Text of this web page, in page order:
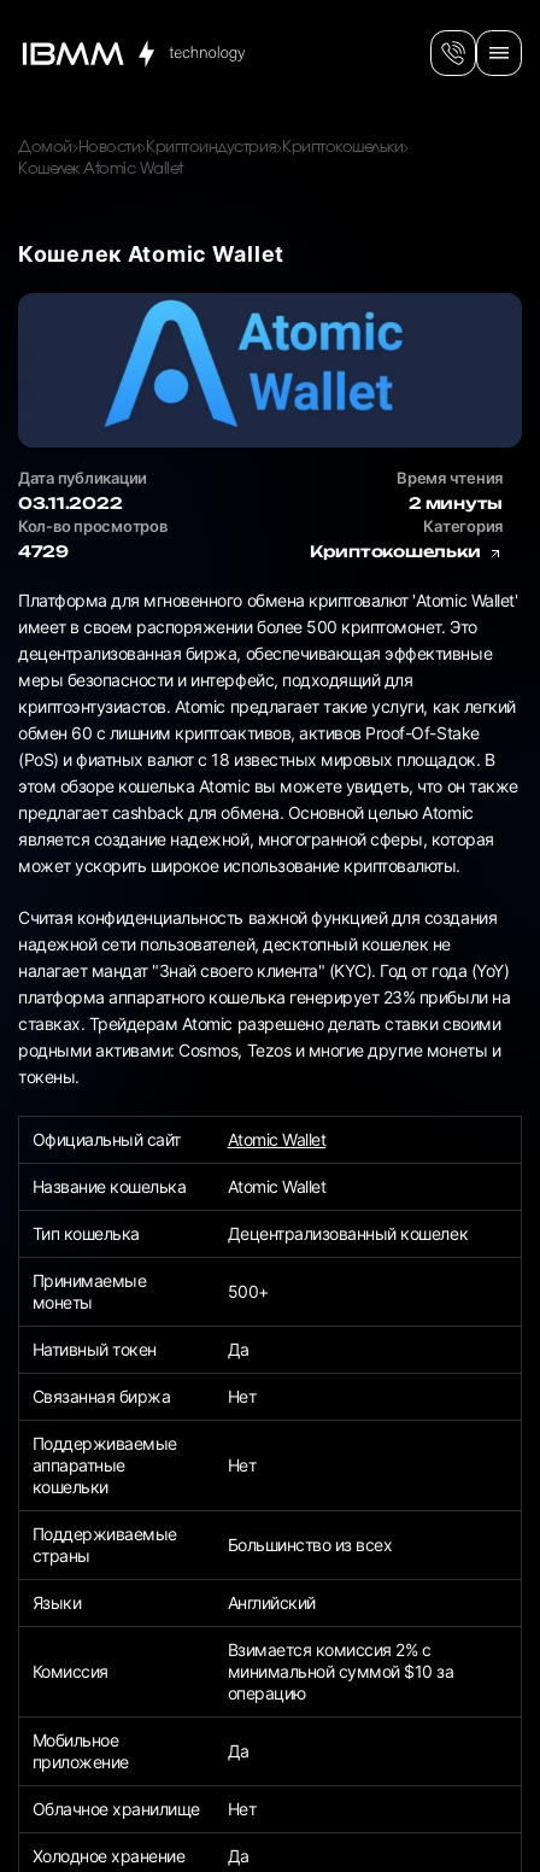
Домой Новости Криптоиндустрия Криптокошельки
Кошелек Atomic Wallet
Кошелек Atomic Wallet
Дата публикации
03.11.2022
Время чтения
2 минуты
Кол-во просмотров
4729
Категория
Криптокошельки
Платформа для мгновенного обмена криптовалют 'Atomic Wallet'
имеет в своем распоряжении более 500 криптомонет. Это
децентрализованная биржа, обеспечивающая эффективные
меры безопасности и интерфейс, подходящий для
криптоэнтузиастов. Atomic предлагает такие услуги, как легкий
обмен 60 с лишним криптоактивов, активов Proof-Of-Stake
(PoS) и фиатных валют с 18 известных мировых площадок. В
этом обзоре кошелька Atomic вы можете увидеть, что он также
предлагает cashback для обмена. Основной целью Atomic
является создание надежной, многогранной сферы, которая
может ускорить широкое использование криптовалюты.
Считая конфиденциальность важной функцией для создания
надежной сети пользователей, десктопный кошелек не
налагает мандат "Знай своего клиента" (KYC). Год от года (YoY)
платформа аппаратного кошелька генерирует 23% прибыли на
ставках. Трейдерам Atomic разрешено делать ставки своими
родными активами: Cosmos, Tezos и многие другие монеты и
токены.
Официальный сайт Atomic Wallet
Название кошелька Atomic Wallet
Тип кошелька Децентрализованный кошелек
Принимаемые
монеты
500+
Нативный токен Да
Связанная биржа Нет
Поддерживаемые
аппаратные
кошельки
Нет
Поддерживаемые
страны
Большинство из всех
Языки Английский
Комиссия
Взимается комиссия 2% с
минимальной суммой $10 за
операцию
Мобильное
приложение
Да
Облачное хранилище Нет
Холодное хранение Да